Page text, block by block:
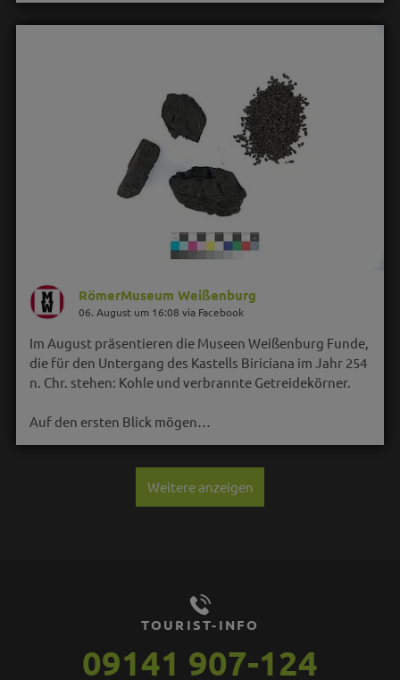
RömerMuseum Weißenburg
06. August um 16:08 via Facebook
Im August präsentieren die Museen Weißenburg Funde,
die für den Untergang des Kastells Biriciana im Jahr 254
n. Chr. stehen: Kohle und verbrannte Getreidekörner.
Auf den ersten Blick mögen…
Weitere anzeigen
TOURIST-INFO
09141 907-124